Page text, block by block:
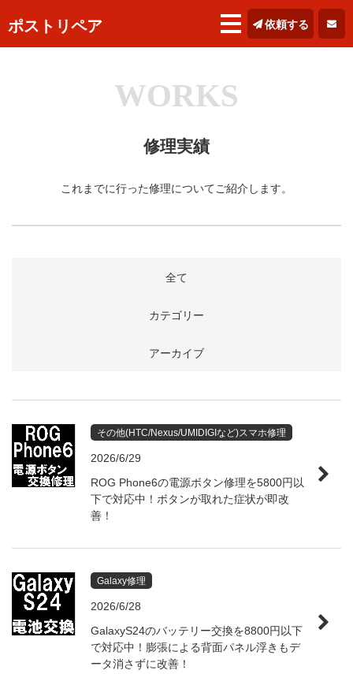
ポストリペア 依頼する
WORKS
修理実績
これまでに行った修理についてご紹介します。
全て
カテゴリー
アーカイブ
その他(HTC/Nexus/UMIDIGIなど)スマホ修理
2026/6/29
ROG Phone6の電源ボタン修理を5800円以
下で対応中！ボタンが取れた症状が即改
善！
Galaxy修理
2026/6/28
GalaxyS24のバッテリー交換を8800円以下
で対応中！膨張による背面パネル浮きもデ
ータ消さずに改善！